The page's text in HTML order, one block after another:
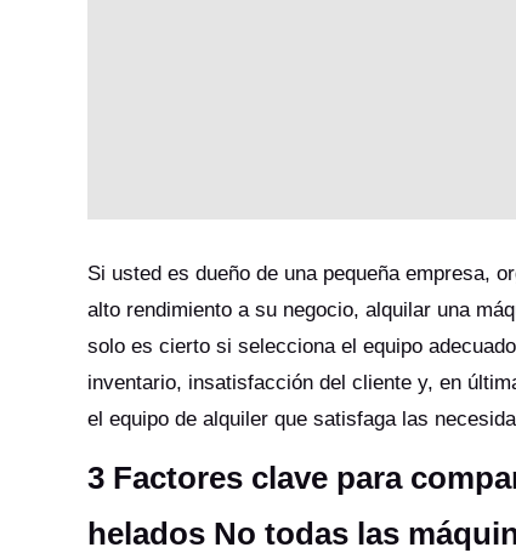
Si usted es dueño de una pequeña empresa,
alto rendimiento a su negocio, alquilar una
solo es cierto si selecciona el equipo
inventario, insatisfacción del cliente y, en
el equipo de alquiler que satisfaga las
3 Factores clave para
helados No todas las